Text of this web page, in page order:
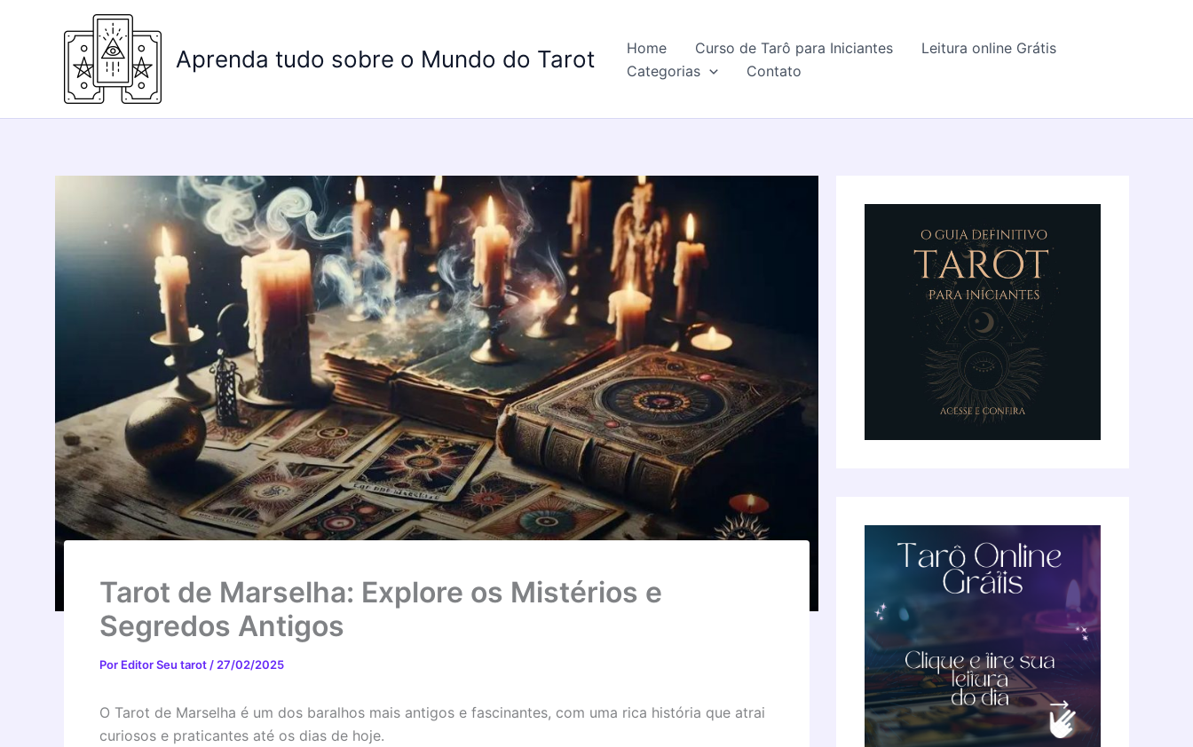
Aprenda tudo sobre o Mundo do Tarot Home Curso de Tarô para Iniciantes
Leitura online Grátis
Categorias
Contato
Tarot de Marselha: Explore os Mistérios e
Segredos Antigos
Por Editor Seu tarot/27/02/2025
O Tarot de Marselha é um dos baralhos mais antigos e fascinantes, com uma rica história que atrai
curiosos e praticantes até os dias de hoje.